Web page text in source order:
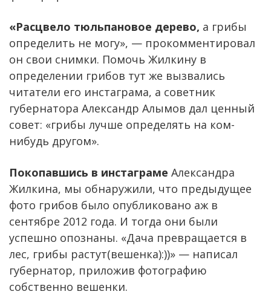
«Расцвело тюльпановое дерево, а грибы
определить не могу», — прокомментировал
он свои снимки. Помочь Жилкину в
определении грибов тут же вызвались
читатели его инстаграма, а советник
губернатора Александр Алымов дал ценный
совет: «грибы лучше определять на ком-
нибудь другом».
Покопавшись в инстаграме Александра
Жилкина, мы обнаружили, что предыдущее
фото грибов было опубликовано аж в
сентябре 2012 года. И тогда они были
успешно опознаны. «Дача превращается в
лес, грибы растут(вешенка):))» — написал
губернатор, приложив фотографию
собственно вешенки.